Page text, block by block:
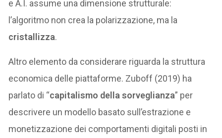
e A.I. assume una dimensione strutturale:
l’algoritmo non crea la polarizzazione, ma la
cristallizza.
Altro elemento da considerare riguarda la struttura
economica delle piattaforme. Zuboff (2019) ha
parlato di “capitalismo della sorveglianza” per
descrivere un modello basato sull’estrazione e
monetizzazione dei comportamenti digitali posti in